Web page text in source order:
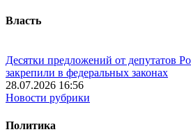
Власть
Десятки предложений от депутатов
закрепили в федеральных законах
28.07.2026 16:56
Новости рубрики
Политика